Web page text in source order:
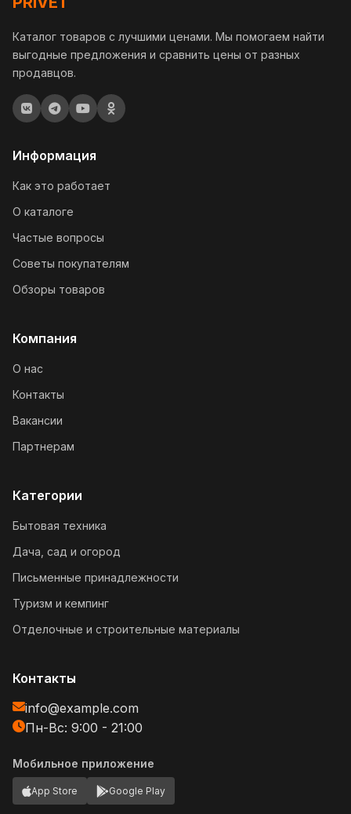
Каталог товаров с лучшими ценами. Мы помогаем найти
выгодные предложения и сравнить цены от разных
продавцов.
Информация
Как это работает
О каталоге
Частые вопросы
Советы покупателям
Обзоры товаров
Компания
О нас
Контакты
Вакансии
Партнерам
Категории
Бытовая техника
Дача, сад и огород
Письменные принадлежности
Туризм и кемпинг
Отделочные и строительные материалы
Контакты
info@example.com
Пн-Вс: 9:00 - 21:00
Мобильное приложение
App Store Google Play